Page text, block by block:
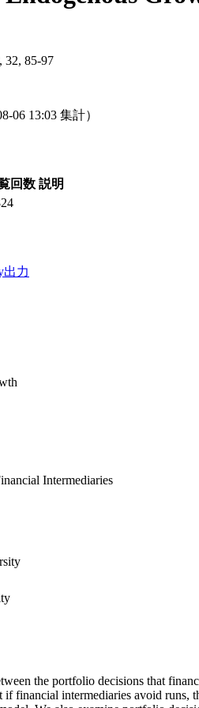
32, 85-97
06 13:03 集計）
回数 説明
出力
Intermediaries
the portfolio decisions that
financial intermediaries avoid